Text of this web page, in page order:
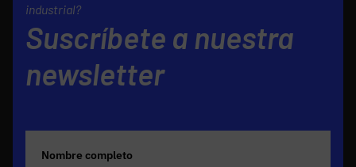
industrial?
Suscríbete a nuestra
newsletter
Nombre completo